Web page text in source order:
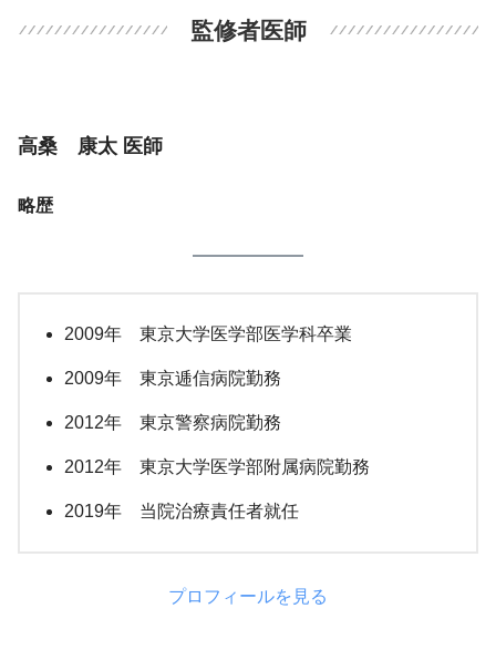
監修者医師
高桑 康太 医師
略歴
2009年 東京大学医学部医学科卒業
2009年 東京逓信病院勤務
2012年 東京警察病院勤務
2012年 東京大学医学部附属病院勤務
2019年 当院治療責任者就任
プロフィールを見る